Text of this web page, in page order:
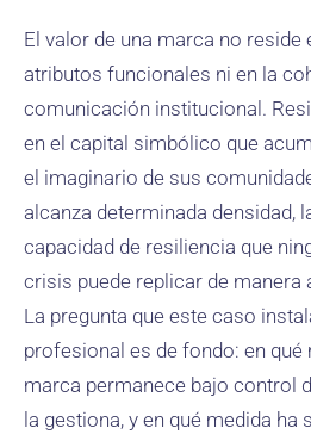
El valor de una marca no reside
atributos funcionales ni en la
comunicación institucional.
en el capital simbólico que
el imaginario de sus
alcanza determinada densidad,
capacidad de resiliencia que
crisis puede replicar de manera
La pregunta que este caso
profesional es de fondo: en qué
marca permanece bajo control
la gestiona, y en qué medida